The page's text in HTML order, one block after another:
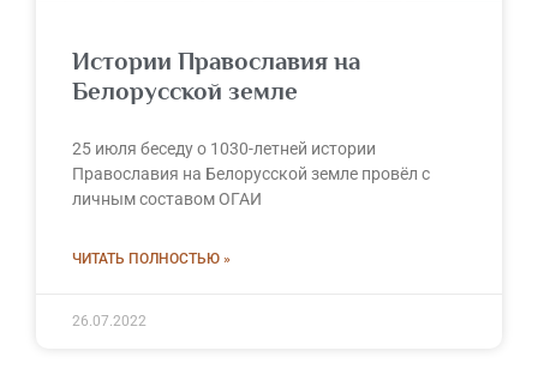
Истории Православия на
Белорусской земле
25 июля беседу о 1030-летней истории
Православия на Белорусской земле провёл с
личным составом ОГАИ
ЧИТАТЬ ПОЛНОСТЬЮ »
26.07.2022